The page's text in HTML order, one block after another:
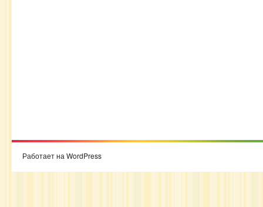
Работает на WordPress